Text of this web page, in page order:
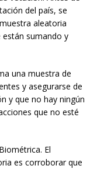
del país, se
aleatoria
sumando y
una muestra de
y asegurarse de
y que no hay ningún
que no esté
El
es corroborar que